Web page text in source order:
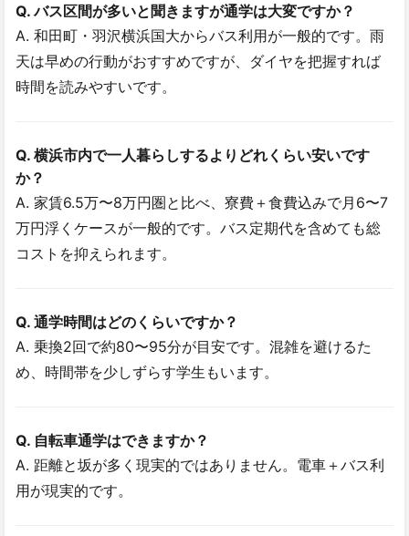
Q. バス区間が多いと聞きますが通学は大変ですか？
A. 和田町・羽沢横浜国大からバス利用が一般的です。雨
天は早めの行動がおすすめですが、ダイヤを把握すれば
時間を読みやすいです。
Q. 横浜市内で一人暮らしするよりどれくらい安いです
か？
A. 家賃6.5万〜8万円圏と比べ、寮費＋食費込みで月6〜7
万円浮くケースが一般的です。バス定期代を含めても総
コストを抑えられます。
Q. 通学時間はどのくらいですか？
A. 乗換2回で約80〜95分が目安です。混雑を避けるた
め、時間帯を少しずらす学生もいます。
Q. 自転車通学はできますか？
A. 距離と坂が多く現実的ではありません。電車＋バス利
用が現実的です。